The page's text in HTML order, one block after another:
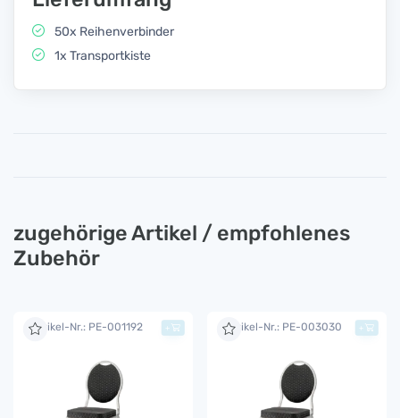
50x Reihenverbinder
1x Transportkiste
zugehörige Artikel / empfohlenes
Zubehör
Artikel-Nr.: PE-001192 + Artikel-Nr.: PE-003030 +